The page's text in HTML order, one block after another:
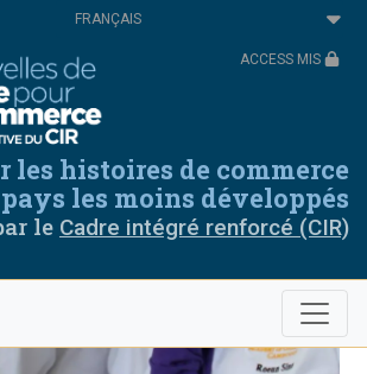
Select
your
ACCESS MIS
les histoires de commerce
les moins développés
le Cadre intégré renforcé (CIR)